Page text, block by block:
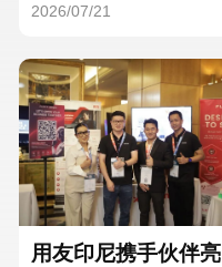
2026/07/21
用友印尼携手伙伴亮